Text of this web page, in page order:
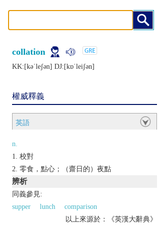
collation
KK:[kǝˈlеʃǝn] DJ:[kɒˈlеiʃǝn]
權威釋義
英語
n.
校對
零食，點心；（齋日的）夜點
辨析
同義參見:
supper
lunch
comparison
以上來源於：《英漢大辭典》